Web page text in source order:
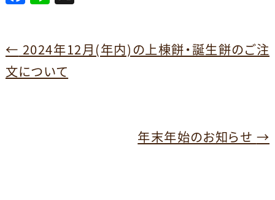
a
e
b
n
← 2024年12月(年内)の上棟餅・誕生餅のご注
文について
年末年始のお知らせ →